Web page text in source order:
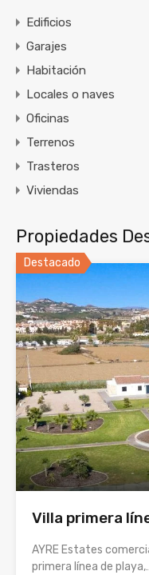
Edificios
Garajes
Habitación
Locales o naves
Oficinas
Terrenos
Trasteros
Viviendas
Propiedades
Destacado
Villa primera
AYRE Estates
primera línea de